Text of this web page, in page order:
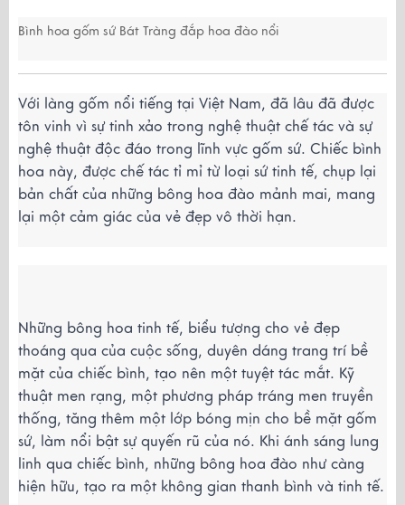
Bình hoa gốm sứ Bát Tràng đắp hoa đào nổi
Với làng gốm nổi tiếng tại Việt Nam, đã lâu đã được
tôn vinh vì sự tinh xảo trong nghệ thuật chế tác và sự
nghệ thuật độc đáo trong lĩnh vực gốm sứ. Chiếc bình
hoa này, được chế tác tỉ mỉ từ loại sứ tinh tế, chụp lại
bản chất của những bông hoa đào mảnh mai, mang
lại một cảm giác của vẻ đẹp vô thời hạn.
Những bông hoa tinh tế, biểu tượng cho vẻ đẹp
thoáng qua của cuộc sống, duyên dáng trang trí bề
mặt của chiếc bình, tạo nên một tuyệt tác mắt. Kỹ
thuật men rạng, một phương pháp tráng men truyền
thống, tăng thêm một lớp bóng mịn cho bề mặt gốm
sứ, làm nổi bật sự quyến rũ của nó. Khi ánh sáng lung
linh qua chiếc bình, những bông hoa đào như càng
hiện hữu, tạo ra một không gian thanh bình và tinh tế.